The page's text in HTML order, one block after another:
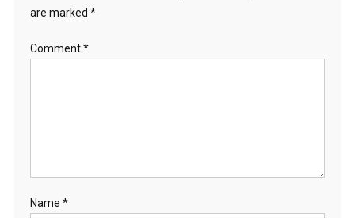
are marked *
Comment*
Name *